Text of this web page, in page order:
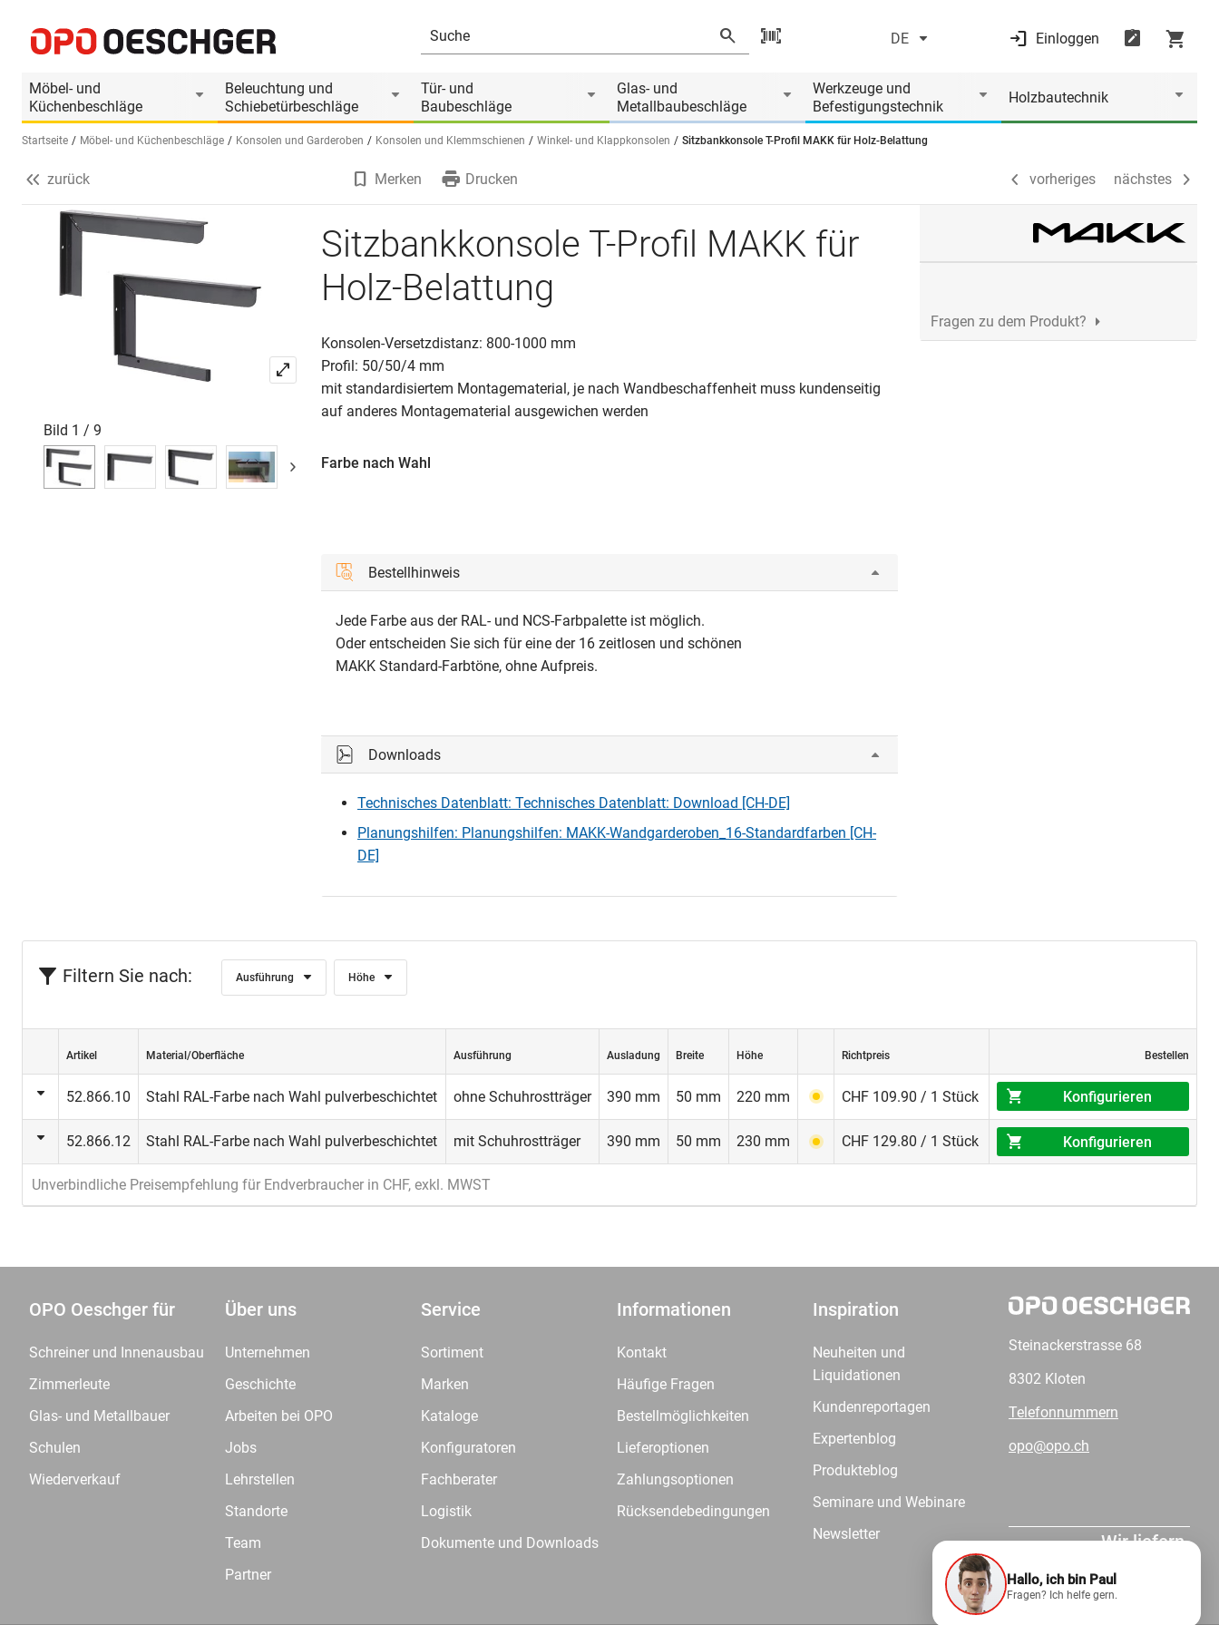
DE Einloggen
Möbel- und
Küchenbeschläge
Beleuchtung und
Schiebetürbeschläge
Tür- und
Baubeschläge
Glas- und
Metallbaubeschläge
Werkzeuge und
Befestigungstechnik
Holzbautechnik
Sprache wählen (DE)
Startseite Möbel- und Küchenbeschläge Konsolen und Garderoben Konsolen und Klemmschienen Winkel- und Klappkonsolen Sitzbankkonsole T-Profil MAKK für Holz-Belattung
Produktinformationen
vorheriges nächstes
zurück Merken Drucken vorheriges nächstes
Bild 1 / 9
Sitzbankkonsole T-Profil MAKK für
Holz-Belattung
Konsolen-Versetzdistanz: 800-1000 mm
Profil: 50/50/4 mm
mit standardisiertem Montagematerial, je nach Wandbeschaffenheit muss kundenseitig
auf anderes Montagematerial ausgewichen werden
Farbe nach Wahl
Bestellhinweis
Jede Farbe aus der RAL- und NCS-Farbpalette ist möglich.
Oder entscheiden Sie sich für eine der 16 zeitlosen und schönen
MAKK Standard-Farbtöne, ohne Aufpreis.
Downloads
Technisches Datenblatt: Technisches Datenblatt: Download [CH-DE]
Planungshilfen: Planungshilfen: MAKK-Wandgarderoben_16-Standardfarben [CH-
DE]
Fragen zu dem Produkt?
Filtern Sie nach: Ausführung Höhe
Artikel Material/Oberfläche Ausführung Ausladung Breite Höhe Richtpreis Bestellen
52.866.10 Stahl RAL-Farbe nach Wahl pulverbeschichtet ohne Schuhrostträger 390 mm 50 mm 220 mm CHF 109.90 / 1 Stück Konfigurieren
52.866.12 Stahl RAL-Farbe nach Wahl pulverbeschichtet mit Schuhrostträger 390 mm 50 mm 230 mm CHF 129.80 / 1 Stück Konfigurieren
Unverbindliche Preisempfehlung für Endverbraucher in CHF, exkl. MWST
OPO Oeschger für
Schreiner und Innenausbau
Zimmerleute
Glas- und Metallbauer
Schulen
Wiederverkauf
Über uns
Unternehmen
Geschichte
Arbeiten bei OPO
Jobs
Lehrstellen
Standorte
Team
Partner
Service
Sortiment
Marken
Kataloge
Konfiguratoren
Fachberater
Logistik
Dokumente und Downloads
Informationen
Kontakt
Häufige Fragen
Bestellmöglichkeiten
Lieferoptionen
Zahlungsoptionen
Rücksendebedingungen
Inspiration
Neuheiten und
Liquidationen
Kundenreportagen
Expertenblog
Produkteblog
Seminare und Webinare
Newsletter
Steinackerstrasse 68
8302 Kloten
Telefonnummern
opo@opo.ch
Wir liefern.
Hallo, ich bin Paul
Fragen? Ich helfe gern.